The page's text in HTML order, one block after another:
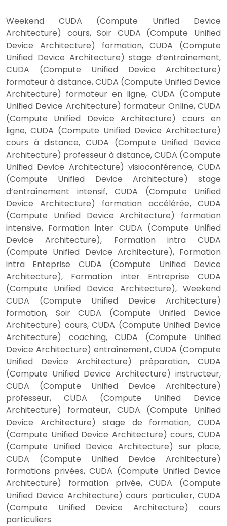
Weekend CUDA (Compute Unified Device
Architecture) cours, Soir CUDA (Compute Unified
Device Architecture) formation, CUDA (Compute
Unified Device Architecture) stage d’entraînement,
CUDA (Compute Unified Device Architecture)
formateur à distance, CUDA (Compute Unified Device
Architecture) formateur en ligne, CUDA (Compute
Unified Device Architecture) formateur Online, CUDA
(Compute Unified Device Architecture) cours en
ligne, CUDA (Compute Unified Device Architecture)
cours à distance, CUDA (Compute Unified Device
Architecture) professeur à distance, CUDA (Compute
Unified Device Architecture) visioconférence, CUDA
(Compute Unified Device Architecture) stage
d’entraînement intensif, CUDA (Compute Unified
Device Architecture) formation accélérée, CUDA
(Compute Unified Device Architecture) formation
intensive, Formation inter CUDA (Compute Unified
Device Architecture), Formation intra CUDA
(Compute Unified Device Architecture), Formation
intra Enteprise CUDA (Compute Unified Device
Architecture), Formation inter Entreprise CUDA
(Compute Unified Device Architecture), Weekend
CUDA (Compute Unified Device Architecture)
formation, Soir CUDA (Compute Unified Device
Architecture) cours, CUDA (Compute Unified Device
Architecture) coaching, CUDA (Compute Unified
Device Architecture) entraînement, CUDA (Compute
Unified Device Architecture) préparation, CUDA
(Compute Unified Device Architecture) instructeur,
CUDA (Compute Unified Device Architecture)
professeur, CUDA (Compute Unified Device
Architecture) formateur, CUDA (Compute Unified
Device Architecture) stage de formation, CUDA
(Compute Unified Device Architecture) cours, CUDA
(Compute Unified Device Architecture) sur place,
CUDA (Compute Unified Device Architecture)
formations privées, CUDA (Compute Unified Device
Architecture) formation privée, CUDA (Compute
Unified Device Architecture) cours particulier, CUDA
(Compute Unified Device Architecture) cours
particuliers